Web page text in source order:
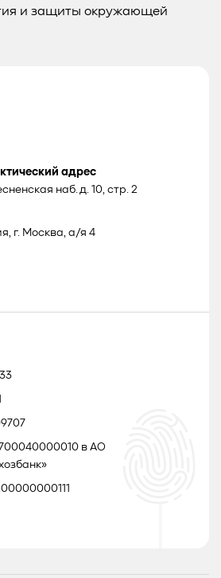
и защиты окружающей
адрес
наб. д. 10, стр. 2
г. Москва, а/я 4
в АО